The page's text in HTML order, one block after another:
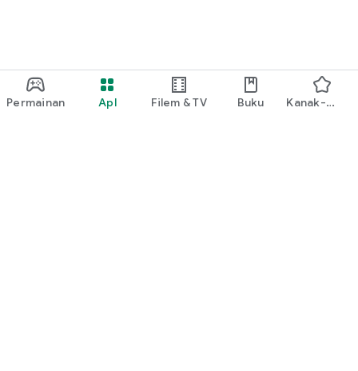
Permainan Apl Filem & TV Buku
Kanak-